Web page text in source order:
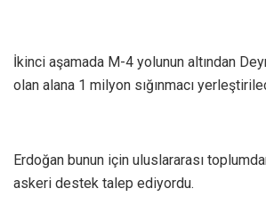
İkinci aşamada M-4 yolunun altından
olan alana 1 milyon sığınmacı
Erdoğan bunun için uluslararası
askeri destek talep ediyordu.